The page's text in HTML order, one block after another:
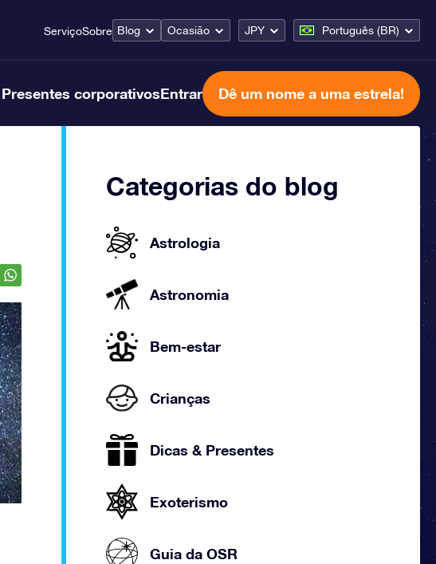
ServiçoSobre Blog Ocasião JPY Português (BR)
Presentes corporativosEntrar Dê um nome a uma estrela!
Categorias do blog
Astrologia
Astronomia
Bem-estar
Crianças
Dicas & Presentes
Exoterismo
Guia da OSR